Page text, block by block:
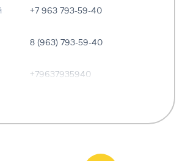
+7 963 793-59-40
8 (963) 793-59-40
+79637935940